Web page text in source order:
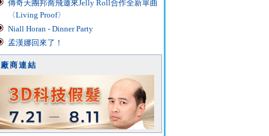
傳奇天團邦喬飛邀來Jelly Roll合作全新單曲
〈Living Proof〉
Niall Horan - Dinner Party
孟漢娜回來了！
廠商連結